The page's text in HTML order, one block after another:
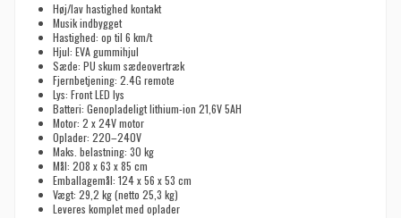
Høj/lav hastighed kontakt
Musik indbygget
Hastighed: op til 6 km/t
Hjul: EVA gummihjul
Sæde: PU skum sædeovertræk
Fjernbetjening: 2.4G remote
Lys: Front LED lys
Batteri: Genopladeligt lithium-ion 21,6V 5AH
Motor: 2 x 24V motor
Oplader: 220–240V
Maks. belastning: 30 kg
Mål: 208 x 63 x 85 cm
Emballagemål: 124 x 56 x 53 cm
Vægt: 29,2 kg (netto 25,3 kg)
Leveres komplet med oplader